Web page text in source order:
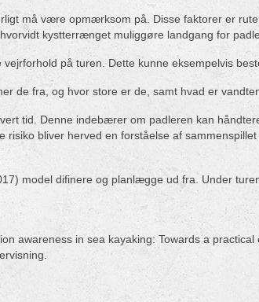
må være opmærksom på. Disse faktorer er
kystterrænget muliggøre landgang for
på turen. Dette kunne eksempelvis
de fra, og hvor store er de, samt hvad er
tid. Denne indebærer om padleren kan
bliver herved en forståelse af
model difinere og planlægge ud fra. Under
awareness in sea kayaking: Towards a